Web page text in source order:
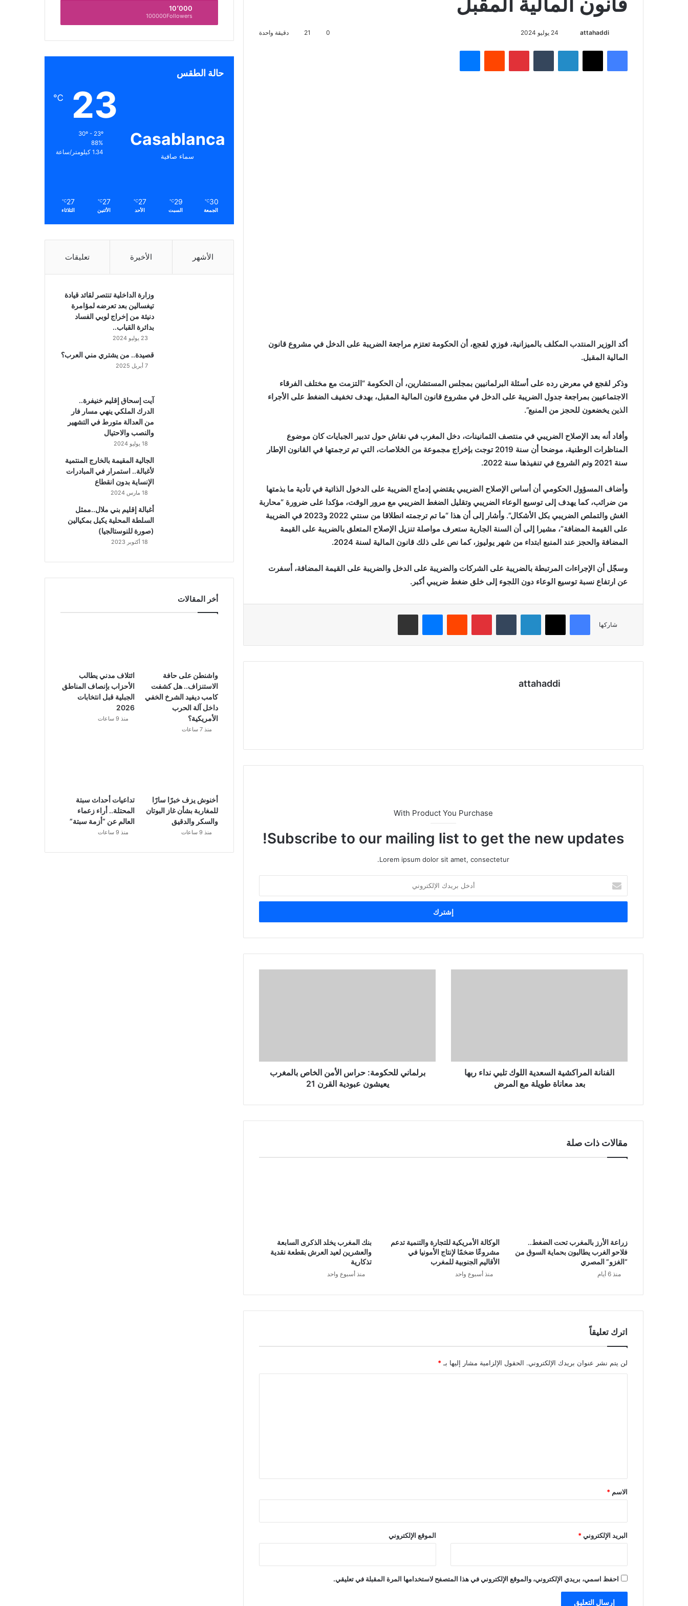
attahaddi 24 يوليو 2024 0
21 دقيقة واحدة
فيسبوك X لينكدإن بينتيريست ماسنجر
أكد الوزير المنتدب المكلف بالميزانية، فوزي لقجع، أن الحكومة تعتزم مراجعة الضريبة على الدخل في مشروع قانون
المالية المقبل.
وذكر لقجع في معرض رده على أسئلة البرلمانيين بمجلس المستشارين، أن الحكومة “التزمت مع مختلف الفرقاء
الاجتماعيين بمراجعة جدول الضريبة على الدخل في مشروع قانون المالية المقبل، بهدف تخفيف الضغط على الأجراء
الذين يخضعون للحجز من المنبع”.
وأفاد أنه بعد الإصلاح الضريبي في منتصف الثمانينات، دخل المغرب في نقاش حول تدبير الجبايات كان موضوع
المناظرات الوطنية، موضحا أن سنة 2019 توجت بإخراج مجموعة من الخلاصات، التي تم ترجمتها في القانون الإطار
سنة 2021 وتم الشروع في تنفيذها سنة 2022.
وأضاف المسؤول الحكومي أن أساس الإصلاح الضريبي يقتضي إدماج الضريبة على الدخول الذاتية في تأدية ما بذمتها
من ضرائب، كما يهدف إلى توسيع الوعاء الضريبي وتقليل الضغط الضريبي مع مرور الوقت، مؤكدا على ضرورة “محاربة
الغش والتملص الضريبي بكل الأشكال”. وأشار إلى أن هذا “ما تم ترجمته انطلاقا من سنتي 2022 و2023 في الضريبة
على القيمة المضافة”، مشيرا إلى أن السنة الجارية ستعرف مواصلة تنزيل الإصلاح المتعلق بالضريبة على القيمة
المضافة والحجز عند المنبع ابتداء من شهر يوليوز، كما نص على ذلك قانون المالية لسنة 2024.
وسجّل أن الإجراءات المرتبطة بالضريبة على الشركات والضريبة على الدخل والضريبة على القيمة المضافة، أسفرت
عن ارتفاع نسبة توسيع الوعاء دون اللجوء إلى خلق ضغط ضريبي أكبر.
شاركها
فيسبوك X لينكدإن بينتيريست ماسنجر مشاركة عبر البريد
attahaddi
With Product You Purchase
Subscribe to our mailing list to get the new updates!
Lorem ipsum dolor sit amet, consectetur.
بريدك
الإلكتروني
الفنانة المراكشية السعدية اللوك تلبي نداء ربها
بعد معاناة طويلة مع المرض
برلماني للحكومة: حراس الأمن الخاص بالمغرب
يعيشون عبودية القرن 21
مقالات ذات صلة
زراعة الأرز بالمغرب تحت الضغط..
فلاحو الغرب يطالبون بحماية السوق من
“الغزو” المصري
منذ 6 أيام
الوكالة الأمريكية للتجارة والتنمية تدعم
مشروعًا ضخمًا لإنتاج الأمونيا في
الأقاليم الجنوبية للمغرب
منذ أسبوع واحد
بنك المغرب يخلد الذكرى السابعة
والعشرين لعيد العرش بقطعة نقدية
تذكارية
منذ أسبوع واحد
اترك تعليقاً
لن يتم نشر عنوان بريدك الإلكتروني. الحقول الإلزامية مشار إليها بـ *
*
الاسم *
البريد الإلكتروني* الموقع الإلكتروني
احفظ اسمي، بريدي الإلكتروني، والموقع الإلكتروني في هذا المتصفح لاستخدامها المرة المقبلة في تعليقي.
10٬000
100000Followers
حالة الطقس
Casablanca
سماء صافية
23
℃
30º - 23º
88%
1.34 كيلومتر/ساعة
30
℃
الجمعة
29
℃
السبت
27
℃
الأحد
27
℃
الأثنين
27
℃
الثلاثاء
الأشهر الأخيرة تعليقات
وزارة الداخلية تنتصر لقائد قيادة
تيغسالين بعد تعرضه لمؤامرة
دنيئة من إخراج لوبي الفساد
بدائرة القباب..
23 يوليو 2024
قصيدة.. من يشتري مني العرب؟
7 أبريل 2025
آيت إسحاق إقليم خنيفرة..
الدرك الملكي ينهي مسار فار
من العدالة متورط في التشهير
والنصب والاحتيال
18 يوليو 2024
الجالية المقيمة بالخارج المنتمية
لأغبالة.. استمرار في المبادرات
الإنساية بدون انقطاع
18 مارس 2024
أغبالة إقليم بني ملال..ممثل
السلطة المحلية يكيل بمكيالين
(صورة للنوستالجيا)
18 أكتوبر 2023
أخر المقالات
واشنطن على حافة
الاستنزاف.. هل كشفت
كامب ديفيد الشرخ الخفي
داخل آلة الحرب
الأمريكية؟
منذ 7 ساعات
ائتلاف مدني يطالب
الأحزاب بإنصاف المناطق
الجبلية قبل انتخابات
2026
منذ 9 ساعات
أخنوش يزف خبرًا سارًا
للمغاربة بشأن غاز البوتان
والسكر والدقيق
منذ 9 ساعات
تداعيات أحداث سبتة
المحتلة.. أراء زعماء
العالم عن “أزمة سبتة”
منذ 9 ساعات